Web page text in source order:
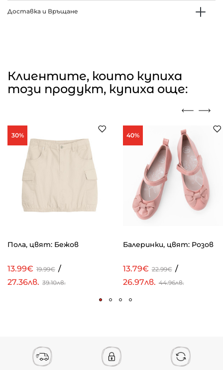
Доставка и Връщане
Клиентите, които купиха
този продукт, купиха още:
30%
Пола, цвят: Бежов
13.99€ 19.99€ /
27.36лв. 39.10лв.
40%
Балеринки, цвят: Розов
13.79€ 22.99€ /
26.97лв. 44.96лв.